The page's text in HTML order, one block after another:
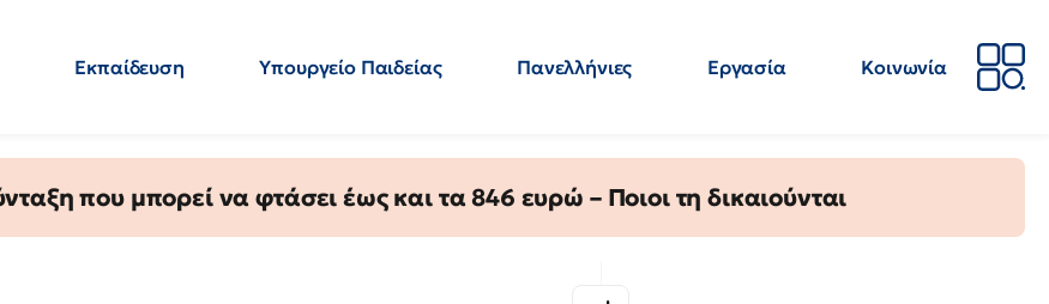
Εκπαίδευση Υπουργείο Παιδείας Πανελλήνιες Εργασία
Κοινωνία
που μπορεί να φτάσει έως και τα 846 ευρώ – Ποιοι τη δικαιούνται